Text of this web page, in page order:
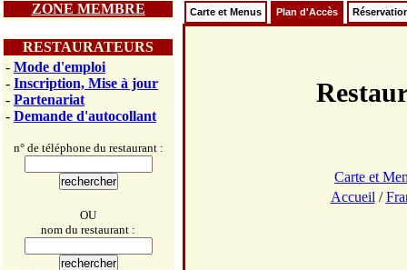
ZONE MEMBRE
RESTAURATEURS
- Mode d'emploi
- Inscription, Mise à jour
- Partenariat
- Demande d'autocollant
n° de téléphone du restaurant :
OU
nom du restaurant :
Carte et Menus Plan d'Accès
Carte et
Accueil /